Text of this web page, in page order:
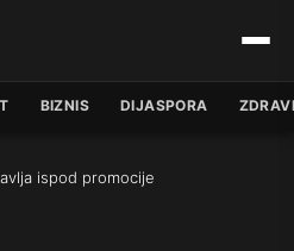
BIZNIS DIJASPORA
ispod promocije